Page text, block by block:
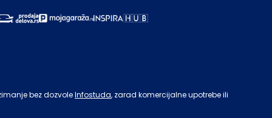
bez dozvoleInfostuda, zarad komercijalne upotrebe ili